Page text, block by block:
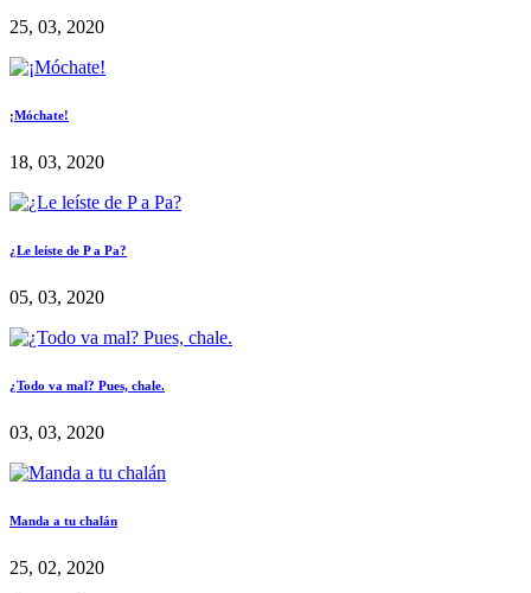
25, 03, 2020
¡Móchate!
18, 03, 2020
¿Le leíste de P a Pa?
05, 03, 2020
¿Todo va mal? Pues, chale.
03, 03, 2020
Manda a tu chalán
25, 02, 2020